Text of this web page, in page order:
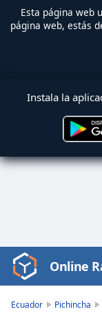
Esta página web
página web, estás
Instala la
Video
Player
Online
Ecuador Pichincha